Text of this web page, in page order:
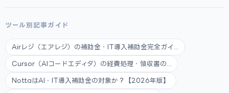
ツール別記事ガイド
Airレジ（エアレジ）の補助金・IT導入補助金完全ガイ...
Cursor（AIコードエディタ）の経費処理・領収書の...
NottaはAI・IT導入補助金の対象か？【2026年版】